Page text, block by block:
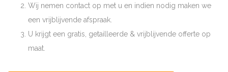
Wij nemen contact op met u en indien nodig maken we
een vrijblijvende afspraak.
U krijgt een gratis, getailleerde & vrijblijvende offerte op
maat.